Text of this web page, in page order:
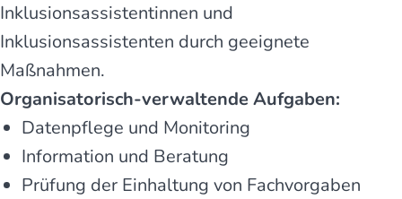
Inklusionsassistentinnen und
Inklusionsassistenten durch geeignete
Maßnahmen.
Organisatorisch-verwaltende Aufgaben:
Datenpflege und Monitoring
Information und Beratung
Prüfung der Einhaltung von Fachvorgaben